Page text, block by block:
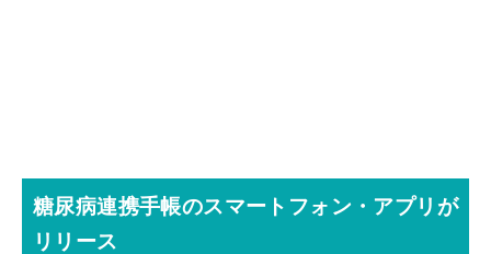
糖尿病連携手帳のスマートフォン・アプリが
リリース